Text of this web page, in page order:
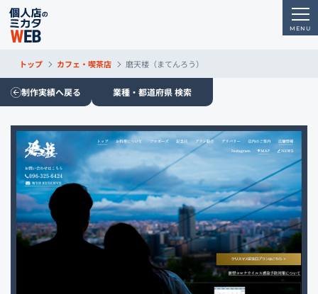
トップ カフェ・喫茶店 磨天楼（まてんろう）
制作実績へ戻る 業種・都道府県 検索